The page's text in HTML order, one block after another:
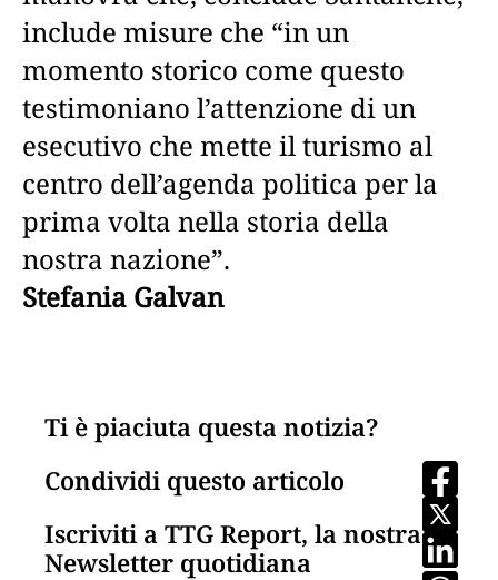
include misure che “in un
momento storico come questo
testimoniano l’attenzione di un
esecutivo che mette il turismo al
centro dell’agenda politica per la
prima volta nella storia della
nostra nazione”.
Stefania Galvan
Ti è piaciuta questa notizia?
Condividi questo articolo
Iscriviti a TTG Report, la nostra
Newsletter quotidiana